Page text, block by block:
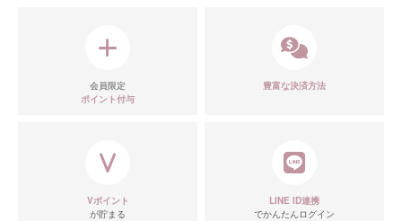
会員限定
ポイント付与
豊富な決済方法
Vポイント
が貯まる
LINE ID連携
でかんたんログイン